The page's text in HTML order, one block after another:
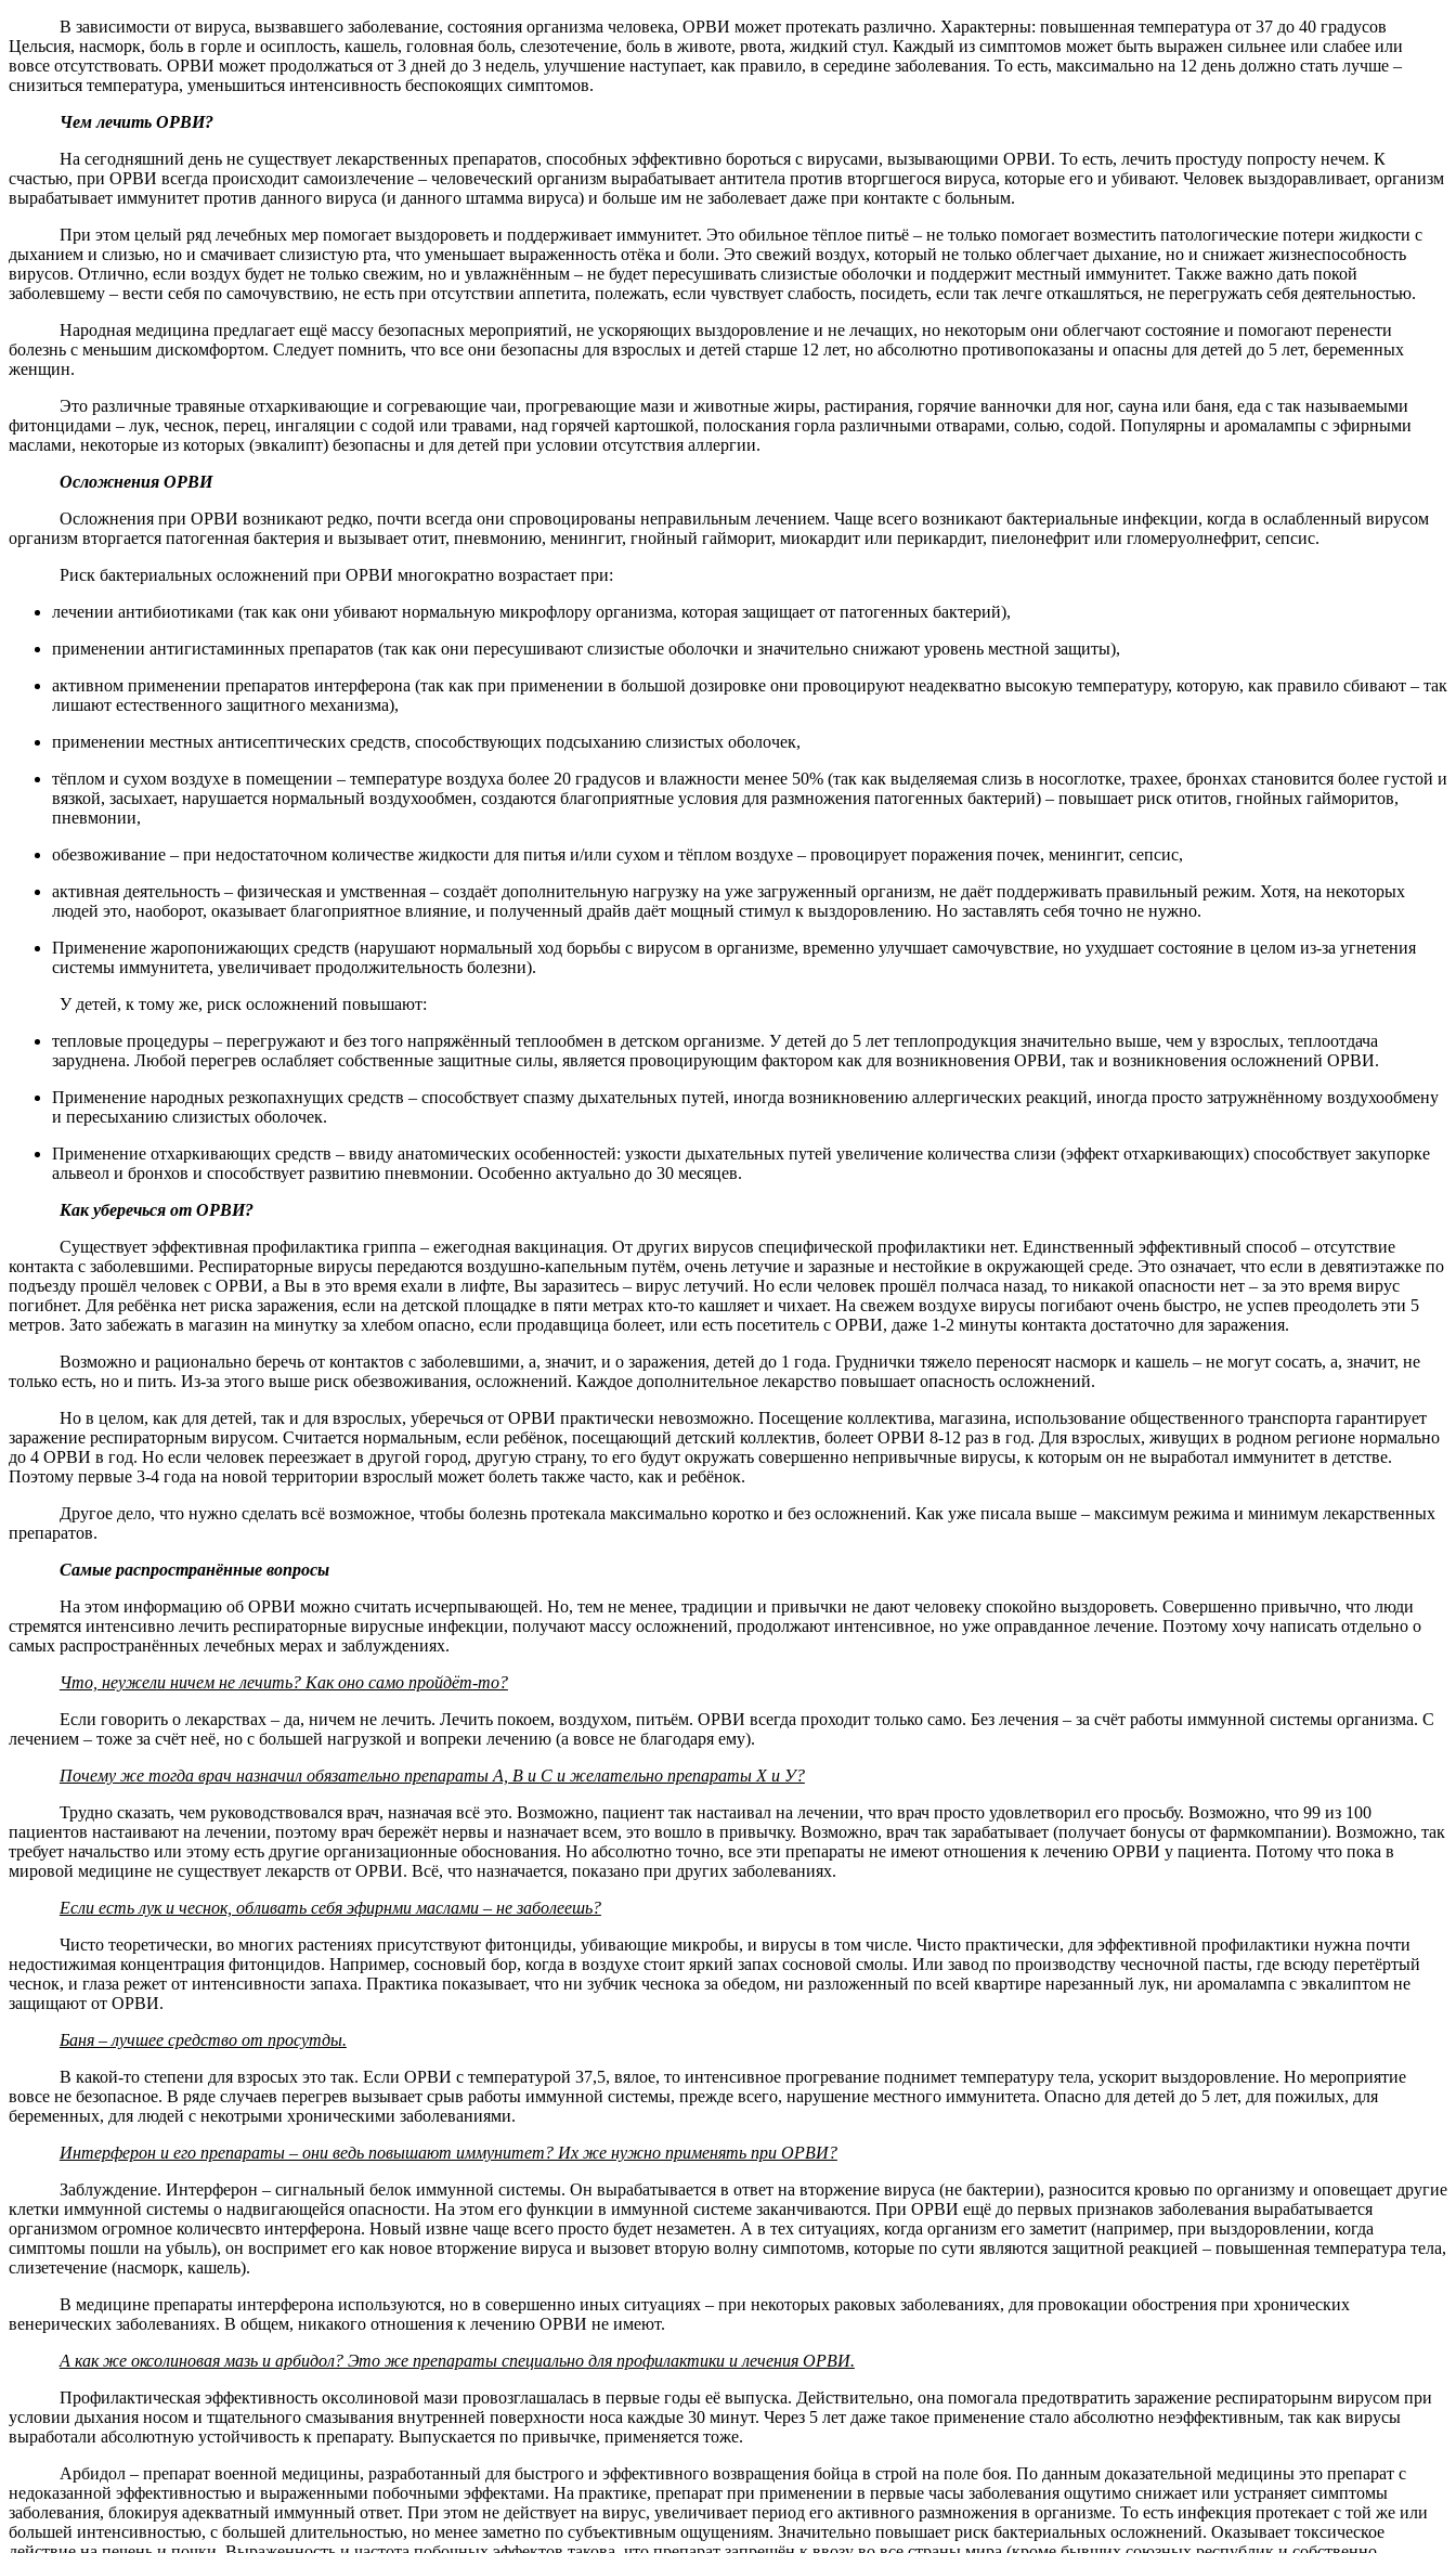
В зависимости от вируса, вызвавшего заболевание, состояния организма человека, ОРВИ может протекать различно. Характерны: повышенная температура от 37 до 40 градусов
Цельсия, насморк, боль в горле и осиплость, кашель, головная боль, слезотечение, боль в животе, рвота, жидкий стул. Каждый из симптомов может быть выражен сильнее или слабее или
вовсе отсутствовать. ОРВИ может продолжаться от 3 дней до 3 недель, улучшение наступает, как правило, в середине заболевания. То есть, максимально на 12 день должно стать лучше –
снизиться температура, уменьшиться интенсивность беспокоящих симптомов.
Чем лечить ОРВИ?
На сегодняшний день не существует лекарственных препаратов, способных эффективно бороться с вирусами, вызывающими ОРВИ. То есть, лечить простуду попросту нечем. К
счастью, при ОРВИ всегда происходит самоизлечение – человеческий организм вырабатывает антитела против вторгшегося вируса, которые его и убивают. Человек выздоравливает, организм
вырабатывает иммунитет против данного вируса (и данного штамма вируса) и больше им не заболевает даже при контакте с больным.
При этом целый ряд лечебных мер помогает выздороветь и поддерживает иммунитет. Это обильное тёплое питьё – не только помогает возместить патологические потери жидкости с
дыханием и слизью, но и смачивает слизистую рта, что уменьшает выраженность отёка и боли. Это свежий воздух, который не только облегчает дыхание, но и снижает жизнеспособность
вирусов. Отлично, если воздух будет не только свежим, но и увлажнённым – не будет пересушивать слизистые оболочки и поддержит местный иммунитет. Также важно дать покой
заболевшему – вести себя по самочувствию, не есть при отсутствии аппетита, полежать, если чувствует слабость, посидеть, если так лечге откашляться, не перегружать себя деятельностью.
Народная медицина предлагает ещё массу безопасных мероприятий, не ускоряющих выздоровление и не лечащих, но некоторым они облегчают состояние и помогают перенести
болезнь с меньшим дискомфортом. Следует помнить, что все они безопасны для взрослых и детей старше 12 лет, но абсолютно противопоказаны и опасны для детей до 5 лет, беременных
женщин.
Это различные травяные отхаркивающие и согревающие чаи, прогревающие мази и животные жиры, растирания, горячие ванночки для ног, сауна или баня, еда с так называемыми
фитонцидами – лук, чеснок, перец, ингаляции с содой или травами, над горячей картошкой, полоскания горла различными отварами, солью, содой. Популярны и аромалампы с эфирными
маслами, некоторые из которых (эвкалипт) безопасны и для детей при условии отсутствия аллергии.
Осложнения ОРВИ
Осложнения при ОРВИ возникают редко, почти всегда они спровоцированы неправильным лечением. Чаще всего возникают бактериальные инфекции, когда в ослабленный вирусом
организм вторгается патогенная бактерия и вызывает отит, пневмонию, менингит, гнойный гайморит, миокардит или перикардит, пиелонефрит или гломеруолнефрит, сепсис.
Риск бактериальных осложнений при ОРВИ многократно возрастает при:
лечении антибиотиками (так как они убивают нормальную микрофлору организма, которая защищает от патогенных бактерий),
применении антигистаминных препаратов (так как они пересушивают слизистые оболочки и значительно снижают уровень местной защиты),
активном применении препаратов интерферона (так как при применении в большой дозировке они провоцируют неадекватно высокую температуру, которую, как правило сбивают – так
лишают естественного защитного механизма),
применении местных антисептических средств, способствующих подсыханию слизистых оболочек,
тёплом и сухом воздухе в помещении – температуре воздуха более 20 градусов и влажности менее 50% (так как выделяемая слизь в носоглотке, трахее, бронхах становится более густой и
вязкой, засыхает, нарушается нормальный воздухообмен, создаются благоприятные условия для размножения патогенных бактерий) – повышает риск отитов, гнойных гайморитов,
пневмонии,
обезвоживание – при недостаточном количестве жидкости для питья и/или сухом и тёплом воздухе – провоцирует поражения почек, менингит, сепсис,
активная деятельность – физическая и умственная – создаёт дополнительную нагрузку на уже загруженный организм, не даёт поддерживать правильный режим. Хотя, на некоторых
людей это, наоборот, оказывает благоприятное влияние, и полученный драйв даёт мощный стимул к выздоровлению. Но заставлять себя точно не нужно.
Применение жаропонижающих средств (нарушают нормальный ход борьбы с вирусом в организме, временно улучшает самочувствие, но ухудшает состояние в целом из-за угнетения
системы иммунитета, увеличивает продолжительность болезни).
У детей, к тому же, риск осложнений повышают:
тепловые процедуры – перегружают и без того напряжённый теплообмен в детском организме. У детей до 5 лет теплопродукция значительно выше, чем у взрослых, теплоотдача
заруднена. Любой перегрев ослабляет собственные защитные силы, является провоцирующим фактором как для возникновения ОРВИ, так и возникновения осложнений ОРВИ.
Применение народных резкопахнущих средств – способствует спазму дыхательных путей, иногда возникновению аллергических реакций, иногда просто затружнённому воздухообмену
и пересыханию слизистых оболочек.
Применение отхаркивающих средств – ввиду анатомических особенностей: узкости дыхательных путей увеличение количества слизи (эффект отхаркивающих) способствует закупорке
альвеол и бронхов и способствует развитию пневмонии. Особенно актуально до 30 месяцев.
Как уберечься от ОРВИ?
Существует эффективная профилактика гриппа – ежегодная вакцинация. От других вирусов специфической профилактики нет. Единственный эффективный способ – отсутствие
контакта с заболевшими. Респираторные вирусы передаются воздушно-капельным путём, очень летучие и заразные и нестойкие в окружающей среде. Это означает, что если в девятиэтажке по
подъезду прошёл человек с ОРВИ, а Вы в это время ехали в лифте, Вы заразитесь – вирус летучий. Но если человек прошёл полчаса назад, то никакой опасности нет – за это время вирус
погибнет. Для ребёнка нет риска заражения, если на детской площадке в пяти метрах кто-то кашляет и чихает. На свежем воздухе вирусы погибают очень быстро, не успев преодолеть эти 5
метров. Зато забежать в магазин на минутку за хлебом опасно, если продавщица болеет, или есть посетитель с ОРВИ, даже 1-2 минуты контакта достаточно для заражения.
Возможно и рационально беречь от контактов с заболевшими, а, значит, и о заражения, детей до 1 года. Груднички тяжело переносят насморк и кашель – не могут сосать, а, значит, не
только есть, но и пить. Из-за этого выше риск обезвоживания, осложнений. Каждое дополнительное лекарство повышает опасность осложнений.
Но в целом, как для детей, так и для взрослых, уберечься от ОРВИ практически невозможно. Посещение коллектива, магазина, использование общественного транспорта гарантирует
заражение респираторным вирусом. Считается нормальным, если ребёнок, посещающий детский коллектив, болеет ОРВИ 8-12 раз в год. Для взрослых, живущих в родном регионе нормально
до 4 ОРВИ в год. Но если человек переезжает в другой город, другую страну, то его будут окружать совершенно непривычные вирусы, к которым он не выработал иммунитет в детстве.
Поэтому первые 3-4 года на новой территории взрослый может болеть также часто, как и ребёнок.
Другое дело, что нужно сделать всё возможное, чтобы болезнь протекала максимально коротко и без осложнений. Как уже писала выше – максимум режима и минимум лекарственных
препаратов.
Самые распространённые вопросы
На этом информацию об ОРВИ можно считать исчерпывающей. Но, тем не менее, традиции и привычки не дают человеку спокойно выздороветь. Совершенно привычно, что люди
стремятся интенсивно лечить респираторные вирусные инфекции, получают массу осложнений, продолжают интенсивное, но уже оправданное лечение. Поэтому хочу написать отдельно о
самых распространённых лечебных мерах и заблуждениях.
Что, неужели ничем не лечить? Как оно само пройдёт-то?
Если говорить о лекарствах – да, ничем не лечить. Лечить покоем, воздухом, питьём. ОРВИ всегда проходит только само. Без лечения – за счёт работы иммунной системы организма. С
лечением – тоже за счёт неё, но с большей нагрузкой и вопреки лечению (а вовсе не благодаря ему).
Почему же тогда врач назначил обязательно препараты А, В и С и желательно препараты Х и У?
Трудно сказать, чем руководствовался врач, назначая всё это. Возможно, пациент так настаивал на лечении, что врач просто удовлетворил его просьбу. Возможно, что 99 из 100
пациентов настаивают на лечении, поэтому врач бережёт нервы и назначает всем, это вошло в привычку. Возможно, врач так зарабатывает (получает бонусы от фармкомпании). Возможно, так
требует начальство или этому есть другие организационные обоснования. Но абсолютно точно, все эти препараты не имеют отношения к лечению ОРВИ у пациента. Потому что пока в
мировой медицине не существует лекарств от ОРВИ. Всё, что назначается, показано при других заболеваниях.
Если есть лук и чеснок, обливать себя эфирнми маслами – не заболеешь?
Чисто теоретически, во многих растениях присутствуют фитонциды, убивающие микробы, и вирусы в том числе. Чисто практически, для эффективной профилактики нужна почти
недостижимая концентрация фитонцидов. Например, сосновый бор, когда в воздухе стоит яркий запах сосновой смолы. Или завод по производству чесночной пасты, где всюду перетёртый
чеснок, и глаза режет от интенсивности запаха. Практика показывает, что ни зубчик чеснока за обедом, ни разложенный по всей квартире нарезанный лук, ни аромалампа с эвкалиптом не
защищают от ОРВИ.
Баня – лучшее средство от просутды.
В какой-то степени для взросых это так. Если ОРВИ с температурой 37,5, вялое, то интенсивное прогревание поднимет температуру тела, ускорит выздоровление. Но мероприятие
вовсе не безопасное. В ряде случаев перегрев вызывает срыв работы иммунной системы, прежде всего, нарушение местного иммунитета. Опасно для детей до 5 лет, для пожилых, для
беременных, для людей с некотрыми хроническими заболеваниями.
Интерферон и его препараты – они ведь повышают иммунитет? Их же нужно применять при ОРВИ?
Заблуждение. Интерферон – сигнальный белок иммунной системы. Он вырабатывается в ответ на вторжение вируса (не бактерии), разносится кровью по организму и оповещает другие
клетки иммунной системы о надвигающейся опасности. На этом его функции в иммунной системе заканчиваются. При ОРВИ ещё до первых признаков заболевания вырабатывается
организмом огромное количесвто интерферона. Новый извне чаще всего просто будет незаметен. А в тех ситуациях, когда организм его заметит (например, при выздоровлении, когда
симптомы пошли на убыль), он воспримет его как новое вторжение вируса и вызовет вторую волну симпотомв, которые по сути являются защитной реакцией – повышенная температура тела,
слизетечение (насморк, кашель).
В медицине препараты интерферона используются, но в совершенно иных ситуациях – при некоторых раковых заболеваниях, для провокации обострения при хронических
венерических заболеваниях. В общем, никакого отношения к лечению ОРВИ не имеют.
А как же оксолиновая мазь и арбидол? Это же препараты специально для профилактики и лечения ОРВИ.
Профилактическая эффективность оксолиновой мази провозглашалась в первые годы её выпуска. Действительно, она помогала предотвратить заражение респираторынм вирусом при
условии дыхания носом и тщательного смазывания внутренней поверхности носа каждые 30 минут. Через 5 лет даже такое применение стало абсолютно неэффективным, так как вирусы
выработали абсолютную устойчивость к препарату. Выпускается по привычке, применяется тоже.
Арбидол – препарат военной медицины, разработанный для быстрого и эффективного возвращения бойца в строй на поле боя. По данным доказательной медицины это препарат с
недоказанной эффективностью и выраженными побочными эффектами. На практике, препарат при применении в первые часы заболевания ощутимо снижает или устраняет симптомы
заболевания, блокируя адекватный иммунный ответ. При этом не действует на вирус, увеличивает период его активного размножения в организме. То есть инфекция протекает с той же или
большей интенсивностью, с большей длительностью, но менее заметно по субъективным ощущениям. Значительно повышает риск бактериальных осложнений. Оказывает токсическое